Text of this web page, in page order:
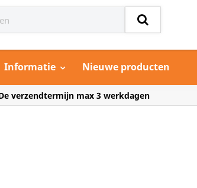
Informatie Nieuwe producten
Grootste aanbod model auto’s